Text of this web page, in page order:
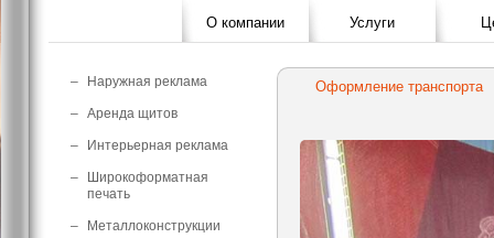
О компании Услуги
– Наружная реклама
– Аренда щитов
– Интерьерная реклама
–
Широкоформатная
печать
– Металлоконструкции
Оформление транспорта